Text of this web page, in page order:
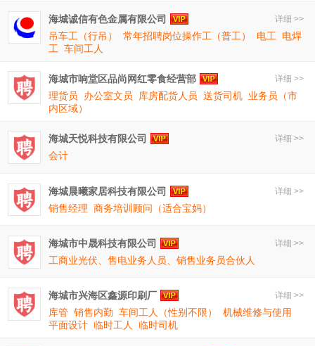
详细 >>
海城诚信有色金属有限公司
吊车工（行吊）
常年招聘岗位操作工（普工） 电工
电焊
工 车间工人
详细 >>
海城市响堂区品尚网红零食经营部
理货员
办公室文员 库房配货人员 送货司机 业务员（市
内区域）
详细 >>
海城天悦科技有限公司
会计
详细 >>
海城晨曦家居科技有限公司
销售经理 商务培训顾问（适合宝妈）
详细 >>
海城市中晟科技有限公司
工商业光伏、售电业务人员、销售业务员合伙人
详细 >>
海城市兴海区鑫源印刷厂
库管 销售内勤 车间工人（性别不限）
机械维修与使用
平面设计 临时工人 临时司机